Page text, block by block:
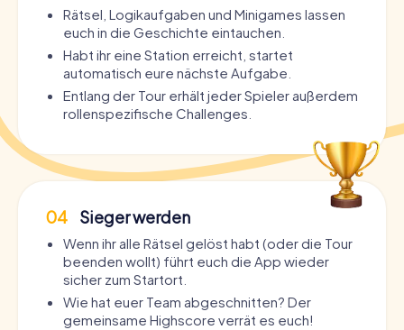
Rätsel, Logikaufgaben und Minigames lassen
euch in die Geschichte eintauchen.
Habt ihr eine Station erreicht, startet
automatisch eure nächste Aufgabe.
Entlang der Tour erhält jeder Spieler außerdem
rollenspezifische Challenges.
04 Sieger werden
Wenn ihr alle Rätsel gelöst habt (oder die Tour
beenden wollt) führt euch die App wieder
sicher zum Startort.
Wie hat euer Team abgeschnitten? Der
gemeinsame Highscore verrät es euch!